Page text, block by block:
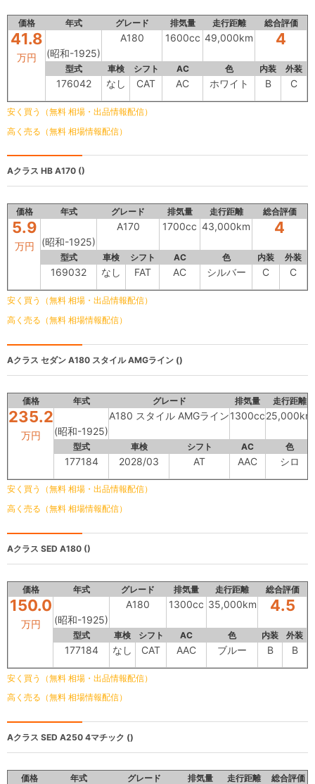
価格 年式 グレード 排気量 走行距離 総合評価
41.8
万円 (昭和-1925)
A180 1600cc 49,000km 4
型式 車検 シフト AC 色 内装 外装
176042 なし CAT AC ホワイト B C
安く買う（無料 相場・出品情報配信）
高く売る（無料 相場情報配信）
Aクラス HB A170 ()
価格 年式 グレード 排気量 走行距離 総合評価
5.9
万円 (昭和-1925)
A170 1700cc 43,000km 4
型式 車検 シフト AC 色 内装 外装
169032 なし FAT AC シルバー C C
安く買う（無料 相場・出品情報配信）
高く売る（無料 相場情報配信）
Aクラス セダン A180 スタイル AMGライン ()
価格 年式 グレード 排気量 走行距離
235.2
万円 (昭和-1925)
A180 スタイル AMGライン1300cc25,000km
型式 車検 シフト AC 色
177184 2028/03 AT AAC シロ
安く買う（無料 相場・出品情報配信）
高く売る（無料 相場情報配信）
Aクラス SED A180 ()
価格 年式 グレード 排気量 走行距離 総合評価
150.0
万円 (昭和-1925)
A180 1300cc 35,000km 4.5
型式 車検 シフト AC 色 内装 外装
177184 なし CAT AAC ブルー B B
安く買う（無料 相場・出品情報配信）
高く売る（無料 相場情報配信）
Aクラス SED A250 4マチック ()
価格 年式 グレード 排気量 走行距離 総合評価